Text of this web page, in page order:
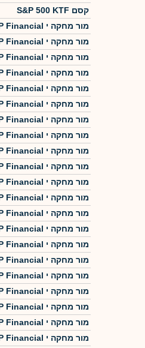
קסם S&P 500 KTF
מור מחקה י S&P Financial
מור מחקה י S&P Financial
מור מחקה י S&P Financial
מור מחקה י S&P Financial
מור מחקה י S&P Financial
מור מחקה י S&P Financial
מור מחקה י S&P Financial
מור מחקה י S&P Financial
מור מחקה י S&P Financial
מור מחקה י S&P Financial
מור מחקה י S&P Financial
מור מחקה י S&P Financial
מור מחקה י S&P Financial
מור מחקה י S&P Financial
מור מחקה י S&P Financial
מור מחקה י S&P Financial
מור מחקה י S&P Financial
מור מחקה י S&P Financial
מור מחקה י S&P Financial
מור מחקה י S&P Financial
מור מחקה י S&P Financial